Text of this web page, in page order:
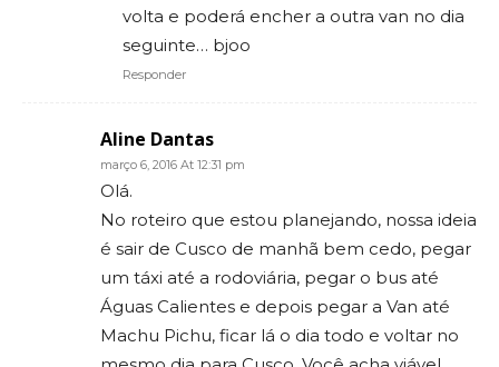
volta e poderá encher a outra van no dia
seguinte… bjoo
Responder
Aline Dantas
março 6, 2016 At 12:31 pm
Olá.
No roteiro que estou planejando, nossa ideia
é sair de Cusco de manhã bem cedo, pegar
um táxi até a rodoviária, pegar o bus até
Águas Calientes e depois pegar a Van até
Machu Pichu, ficar lá o dia todo e voltar no